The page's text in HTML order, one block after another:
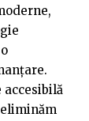
accesibilă